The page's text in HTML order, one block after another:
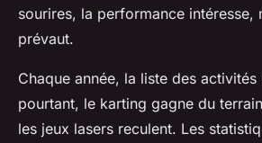
sourires, la performance intéresse,
prévaut.
Chaque année, la liste des
pourtant, le karting gagne du
les jeux lasers reculent. Les